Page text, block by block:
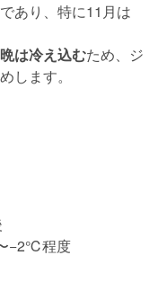
であり、特に11月は
は冷え込むため、ジ
します。
−2℃程度